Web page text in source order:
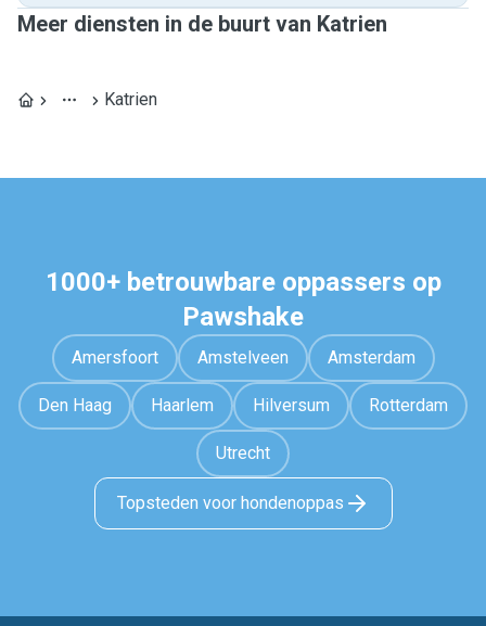
Meer diensten in de buurt van Katrien
Katrien
1000+ betrouwbare oppassers op
Pawshake
Amersfoort Amstelveen Amsterdam
Den Haag Haarlem Hilversum Rotterdam
Utrecht
Topsteden voor hondenoppas